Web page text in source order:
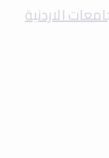
الاردنية